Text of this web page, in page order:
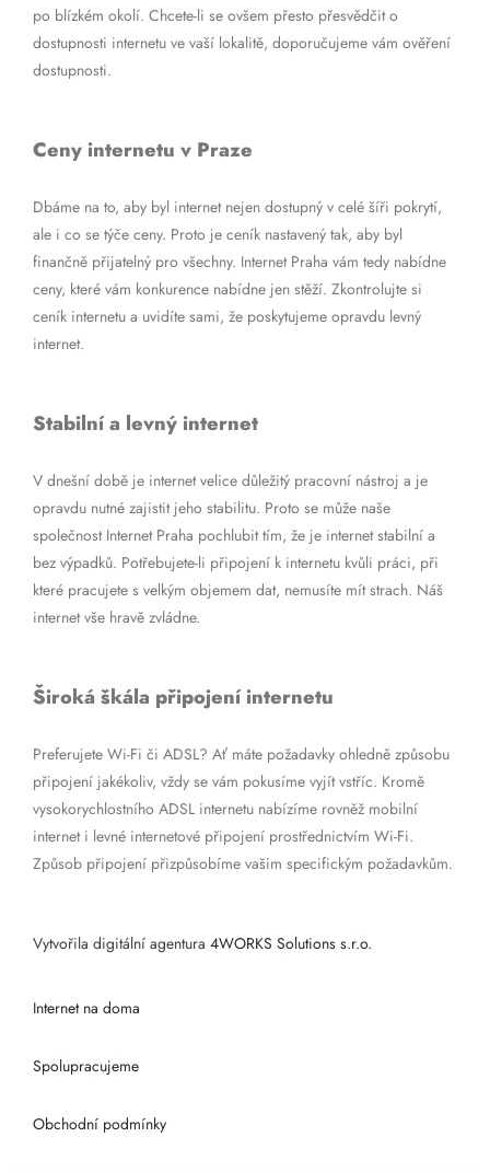
po blízkém okolí. Chcete-li se ovšem přesto přesvědčit o
dostupnosti internetu ve vaší lokalitě, doporučujeme vám ověření
dostupnosti.
Ceny internetu v Praze
Dbáme na to, aby byl internet nejen dostupný v celé šíři pokrytí,
ale i co se týče ceny. Proto je ceník nastavený tak, aby byl
finančně přijatelný pro všechny. Internet Praha vám tedy nabídne
ceny, které vám konkurence nabídne jen stěží. Zkontrolujte si
ceník internetu a uvidíte sami, že poskytujeme opravdu levný
internet.
Stabilní a levný internet
V dnešní době je internet velice důležitý pracovní nástroj a je
opravdu nutné zajistit jeho stabilitu. Proto se může naše
společnost Internet Praha pochlubit tím, že je internet stabilní a
bez výpadků. Potřebujete-li připojení k internetu kvůli práci, při
které pracujete s velkým objemem dat, nemusíte mít strach. Náš
internet vše hravě zvládne.
Široká škála připojení internetu
Preferujete Wi-Fi či ADSL? Ať máte požadavky ohledně způsobu
připojení jakékoliv, vždy se vám pokusíme vyjít vstříc. Kromě
vysokorychlostního ADSL internetu nabízíme rovněž mobilní
internet i levné internetové připojení prostřednictvím Wi-Fi.
Způsob připojení přizpůsobíme vašim specifickým požadavkům.
Vytvořila digitální agentura 4WORKS Solutions s.r.o.
Internet na doma
Spolupracujeme
Obchodní podmínky